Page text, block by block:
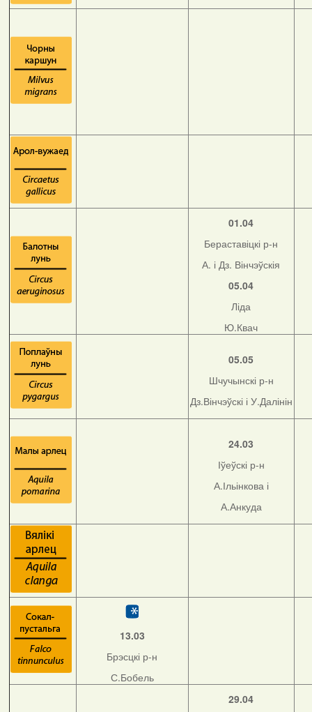
01.04
Бераставіцкі р-н
А. і Дз. Вінчэўскія
05.04
Ліда
Ю.Квач
05.05
Шчучынскі р-н
Дз.Вінчэўскі і У.Далінін
24.03
Іўеўскі р-н
А.Ільінкова і
А.Анкуда
13.03
Брэсцкі р-н
С.Бобель
29.04